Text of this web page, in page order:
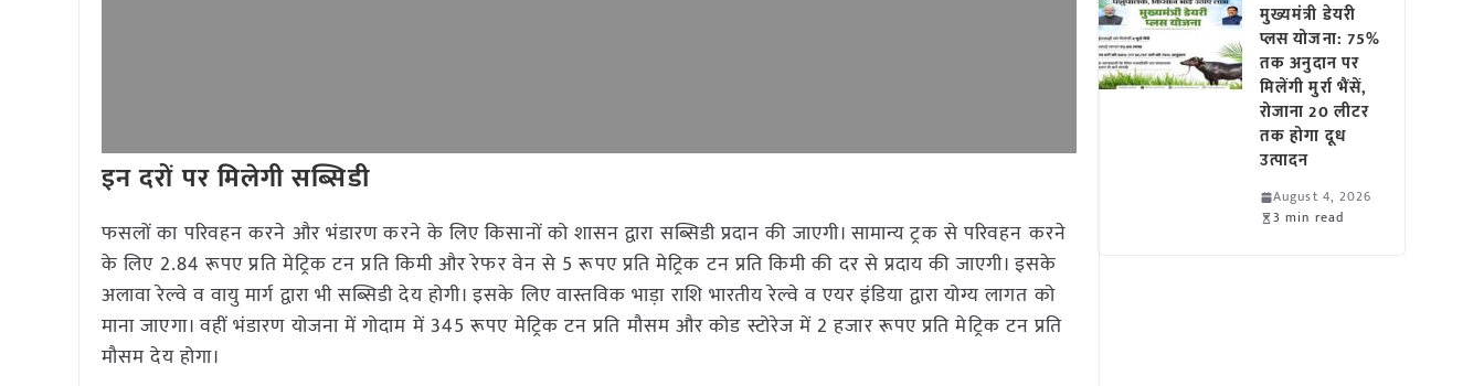
इन दरों पर मिलेगी सब्सिडी
फसलों का परिवहन करने और भंडारण करने के लिए किसानों को शासन द्वारा सब्सिडी प्रदान की जाएगी। सामान्य ट्रक से परिवहन करने
के लिए 2.84 रूपए प्रति मेट्रिक टन प्रति किमी और रेफर वेन से 5 रूपए प्रति मेट्रिक टन प्रति किमी की दर से प्रदाय की जाएगी। इसके
अलावा रेल्वे व वायु मार्ग द्वारा भी सब्सिडी देय होगी। इसके लिए वास्तविक भाड़ा राशि भारतीय रेल्वे व एयर इंडिया द्वारा योग्य लागत को
माना जाएगा। वहीं भंडारण योजना में गोदाम में 345 रूपए मेट्रिक टन प्रति मौसम और कोड स्टोरेज में 2 हजार रूपए प्रति मेट्रिक टन प्रति
मौसम देय होगा।
मुख्यमंत्री डेयरी
प्लस योजना: 75%
तक अनुदान पर
मिलेंगी मुर्रा भैंसें,
रोजाना 20 लीटर
तक होगा दूध
उत्पादन
August 4, 2026
3 min read